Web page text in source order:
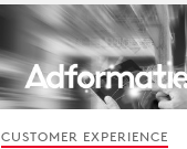
CUSTOMER EXPERIENCE